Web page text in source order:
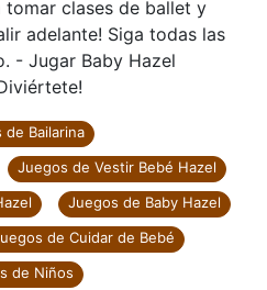
tomar clases de ballet y
adelante! Siga todas las
- Jugar Baby Hazel
de Bailarina
Juegos de Vestir Bebé Hazel
Juegos de Baby Hazel
de Cuidar de Bebé
de Niños